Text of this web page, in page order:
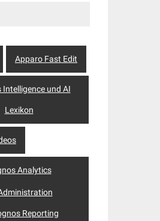
Apparo Fast Edit
Intelligence und AI
Lexikon
Analytics
Reporting